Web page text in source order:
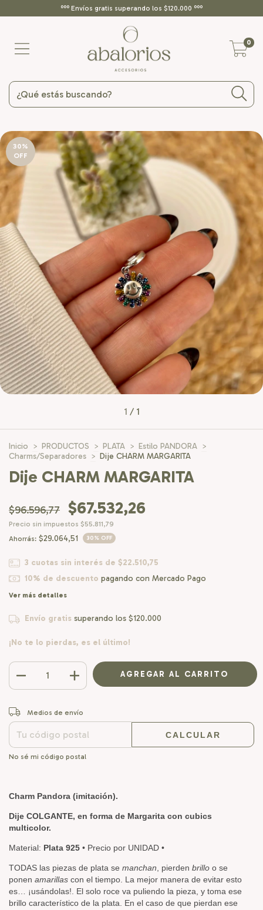
ººº Envíos gratis superando los $120.000 ººº
0
30%
OFF
1 / 1
Inicio > PRODUCTOS > PLATA > Estilo PANDORA >
Charms/Separadores > Dije CHARM MARGARITA
Dije CHARM MARGARITA
$96.596,77 $67.532,26
Precio sin impuestos $55.811,79
Ahorrás: $29.064,51 30% OFF
3 cuotas sin interés de $22.510,75
10% de descuento pagando con Mercado Pago
Ver más detalles
Envío gratis superando los $120.000
¡No te lo pierdas, es el último!
Entregas para el CP:
Medios de envío
CALCULAR
No sé mi código postal
Charm Pandora (imitación).
Dije COLGANTE, en forma de Margarita con cubics
multicolor.
Material: Plata 925 • Precio por UNIDAD •
TODAS las piezas de plata se manchan , pierden brillo o se
ponen amarillas con el tiempo. La mejor manera de evitar esto
es… ¡usándolas!. El solo roce va puliendo la pieza, y toma ese
brillo característico de la plata. En el caso de que pierdan ese